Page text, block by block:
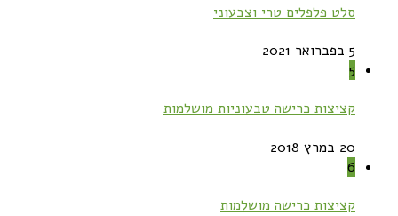
סלט פלפלים טרי וצבעוני
5 בפברואר 2021
5
קציצות כרישה טבעוניות מושלמות
20 במרץ 2018
6
קציצות כרישה מושלמות